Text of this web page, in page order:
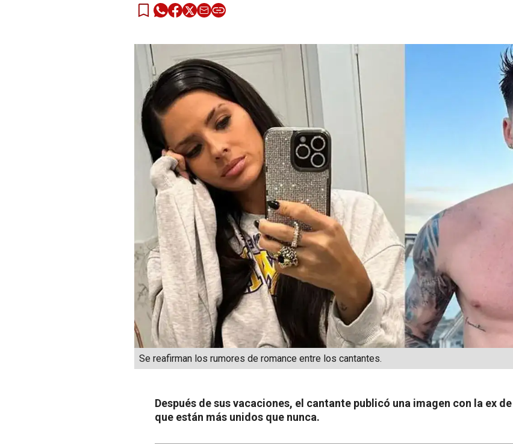
Se reafirman los rumores de romance entre los cantantes.
Después de sus vacaciones, el cantante publicó una imagen con la ex
que están más unidos que nunca.